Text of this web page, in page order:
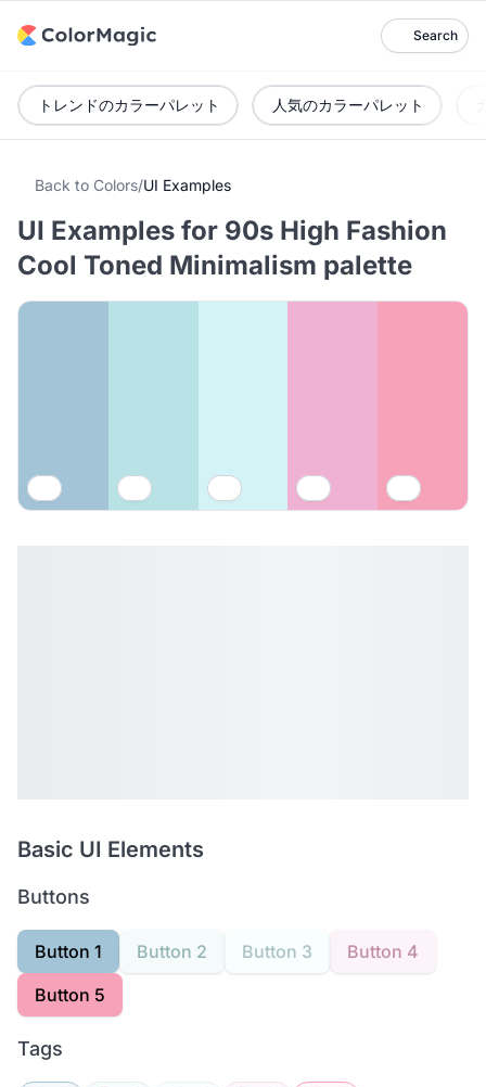
Search
トレンドのカラーパレット 人気のカラーパレット
Back to Colors/UI Examples
UI Examples for 90s High Fashion
Cool Toned Minimalism palette
Basic UI Elements
Buttons
Button 1 Button 2 Button 3
Button 4
Button 5
Tags